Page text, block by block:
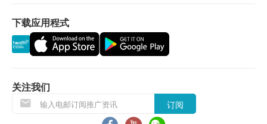
退换条款：
当顾客收取已订购之货品时，有责任检查货品是否
退换产品必须包装完整，如退换之产品有任何残缺
或过期退回，供应商有权不受理。
如有其他损坏或遗漏查询，顾客必须保留有效收据
下载应用程式
关注我们
订阅